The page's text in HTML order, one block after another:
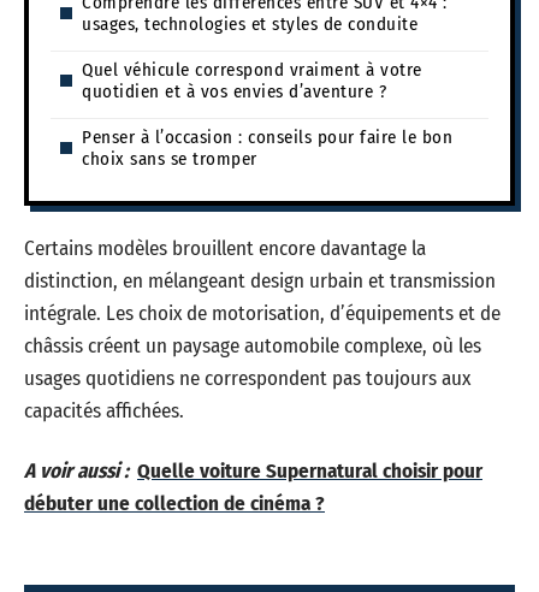
usages, technologies et styles de conduite
Quel véhicule correspond vraiment à votre
quotidien et à vos envies d’aventure ?
Penser à l’occasion : conseils pour faire le bon
choix sans se tromper
Certains modèles brouillent encore davantage la
distinction, en mélangeant design urbain et transmission
intégrale. Les choix de motorisation, d’équipements et de
châssis créent un paysage automobile complexe, où les
usages quotidiens ne correspondent pas toujours aux
capacités affichées.
A voir aussi : Quelle voiture Supernatural choisir pour
débuter une collection de cinéma ?